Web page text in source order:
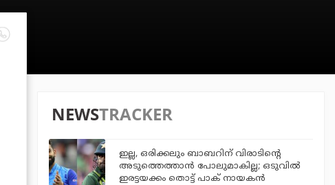
NEWSTRACKER
ഇല്ല, ഒരിക്കലും ബാബറിന് വിരാടിന്റെ
അടുത്തെത്താന്‍ പോലുമാകില്ല; ഒടുവില്‍
ഇരട്ടയക്കം തൊട്ട് പാക് നായകന്‍